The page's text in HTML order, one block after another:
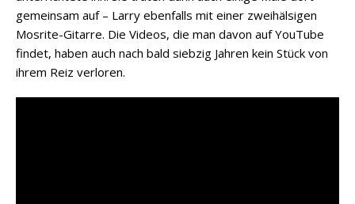
gemeinsam auf – Larry ebenfalls mit einer zweihälsigen
Mosrite-Gitarre. Die Videos, die man davon auf YouTube
findet, haben auch nach bald siebzig Jahren kein Stück von
ihrem Reiz verloren.